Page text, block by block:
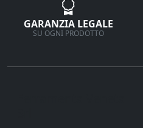
GARANZIA LEGALE
SU OGNI PRODOTTO